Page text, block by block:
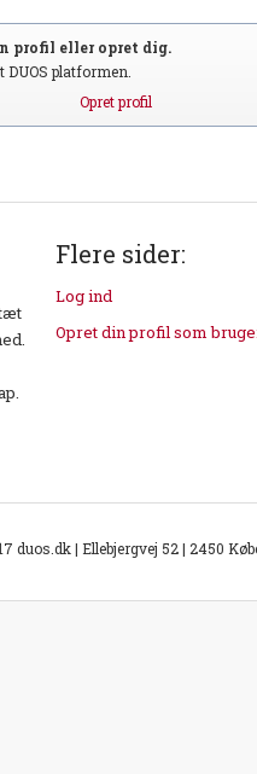
profil eller opret dig.
platformen.
Opret profil
Flere sider:
Log ind
Opret din profil som
duos.dk | Ellebjergvej 52 | 2450